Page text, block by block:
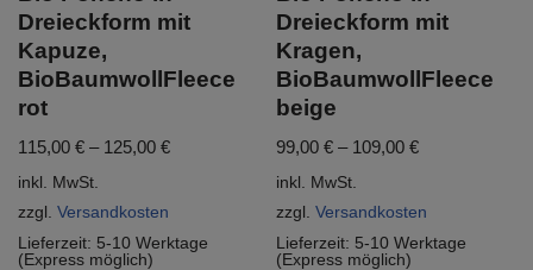
Dreieckform mit
Kapuze,
BioBaumwollFleece
rot
115,00 € – 125,00 €
inkl. MwSt.
zzgl. Versandkosten
Lieferzeit: 5-10 Werktage
(Express möglich)
Dreieckform mit
Kragen,
BioBaumwollFleece
beige
99,00€ – 109,00€
inkl. MwSt.
zzgl.Versandkosten
Lieferzeit: 5-10 Werktage
(Express möglich)